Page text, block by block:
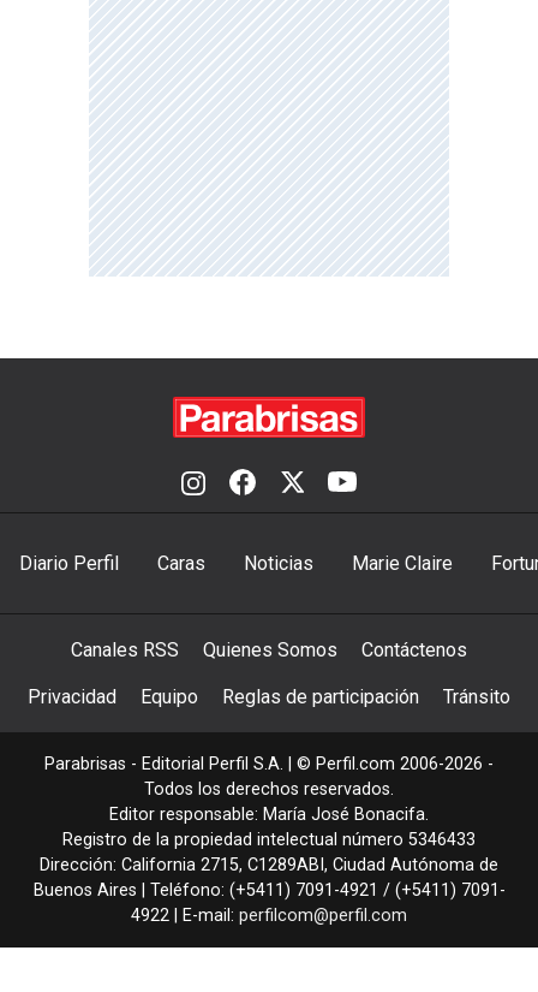
Diario Perfil Caras Noticias Marie Claire
Canales RSS Quienes Somos Contáctenos
Privacidad Equipo Reglas de participación Tránsito
Parabrisas - Editorial Perfil S.A. | © Perfil.com 2006-2026 -
Todos los derechos reservados.
Editor responsable: María José Bonacifa.
Registro de la propiedad intelectual número 5346433
Dirección: California 2715, C1289ABI , Ciudad Autónoma de
Buenos Aires | Teléfono: (+5411) 7091-4921 / (+5411) 7091-
4922 | E-mail: perfilcom@perfil.com